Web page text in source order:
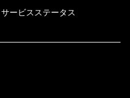
サービスステータス